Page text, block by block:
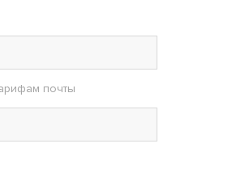
почты